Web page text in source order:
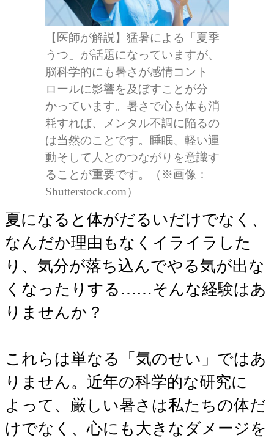
【医師が解説】猛暑による「夏季
うつ」が話題になっていますが、
脳科学的にも暑さが感情コント
ロールに影響を及ぼすことが分
かっています。暑さで心も体も消
耗すれば、メンタル不調に陥るの
は当然のことです。睡眠、軽い運
動そして人とのつながりを意識す
ることが重要です。（※画像：
Shutterstock.com）
夏になると体がだるいだけでなく、
なんだか理由もなくイライラした
り、気分が落ち込んでやる気が出な
くなったりする……そんな経験はあ
りませんか？
これらは単なる「気のせい」ではあ
りません。近年の科学的な研究に
よって、厳しい暑さは私たちの体だ
けでなく、心にも大きなダメージを